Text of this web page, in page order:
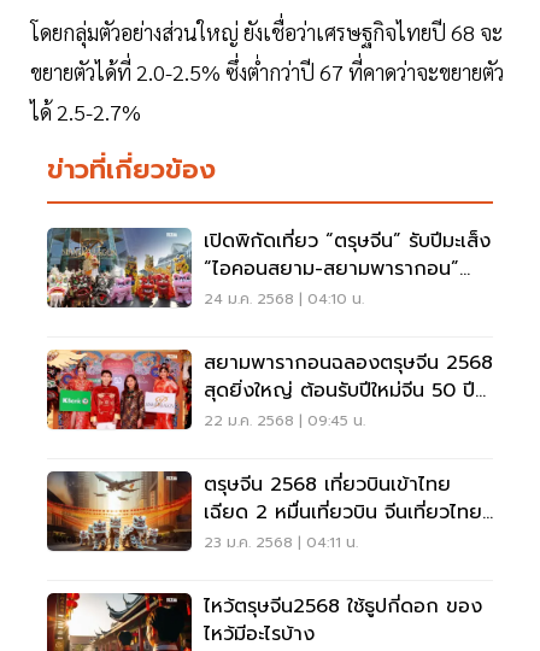
โดยกลุ่มตัวอย่างส่วนใหญ่ ยังเชื่อว่าเศรษฐกิจไทยปี 68 จะ
ขยายตัวได้ที่ 2.0-2.5% ซึ่งต่ำกว่าปี 67 ที่คาดว่าจะขยายตัว
ได้ 2.5-2.7%
ข่าวที่เกี่ยวข้อง
เปิดพิกัดเที่ยว “ตรุษจีน” รับปีมะเส็ง
“ไอคอนสยาม-สยามพารากอน”
ครบมู-กิน-เที่ยว-ช้อปปิ้ง
24 ม.ค. 2568 | 04:10 น.
สยามพารากอนฉลองตรุษจีน 2568
สุดยิ่งใหญ่ ต้อนรับปีใหม่จีน 50 ปี
ไทย-จีน
22 ม.ค. 2568 | 09:45 น.
ตรุษจีน 2568 เที่ยวบินเข้าไทย
เฉียด 2 หมื่นเที่ยวบิน จีนเที่ยวไทย
ยังคึกคัก
23 ม.ค. 2568 | 04:11 น.
ไหว้ตรุษจีน2568 ใช้ธูปกี่ดอก ของ
ไหว้มีอะไรบ้าง